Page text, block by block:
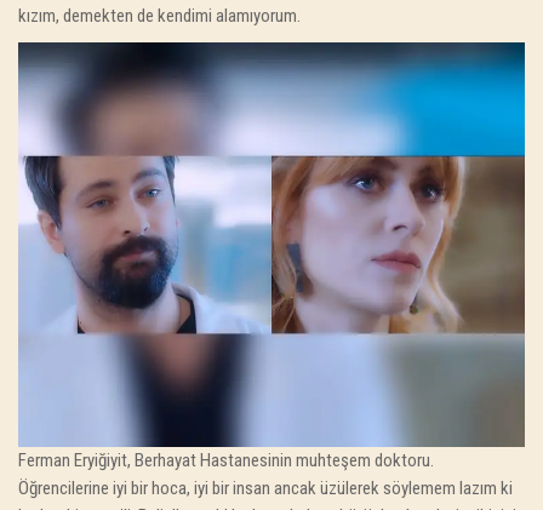
kızım, demekten de kendimi alamıyorum.
Ferman Eryiğiyit, Berhayat Hastanesinin muhteşem doktoru.
Öğrencilerine iyi bir hoca, iyi bir insan ancak üzülerek söylemem lazım ki